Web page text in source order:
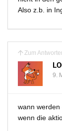
Also z.b. in
Zum
9.
wann
wenn die